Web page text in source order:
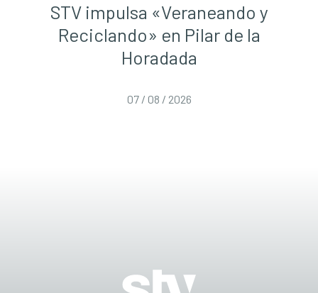
STV impulsa «Veraneando y
Reciclando» en Pilar de la
Horadada
07 / 08 / 2026